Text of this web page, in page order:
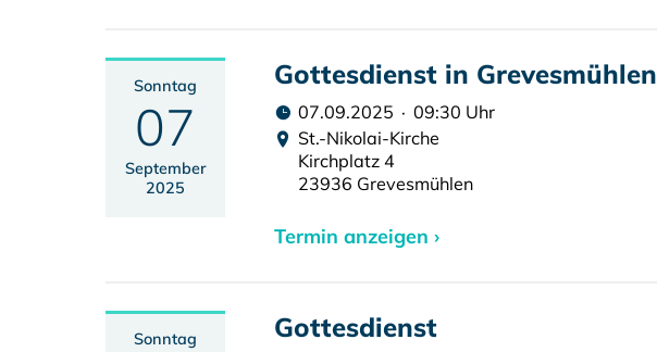
Sonntag
07
September
2025
Gottesdienst in Grevesmühlen
07.09.2025 · 09:30 Uhr
St.-Nikolai-Kirche
Kirchplatz 4
23936 Grevesmühlen
Termin anzeigen ›
Sonntag Gottesdienst